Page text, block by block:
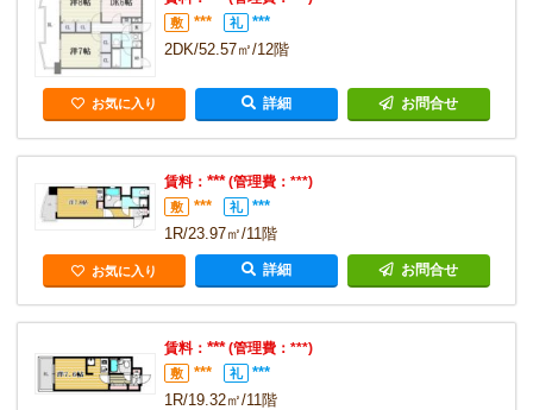
敷 *** 礼
***
2DK/52.57㎡/12階
お気に入り 詳細 お問合せ
賃料： ***(管理費：***)
敷 *** 礼
***
1R/23.97㎡/11階
お気に入り 詳細 お問合せ
賃料： ***(管理費：***)
敷 *** 礼
***
1R/19.32㎡/11階